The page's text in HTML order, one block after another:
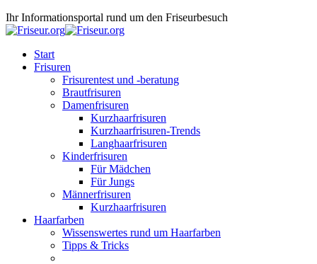
Ihr Informationsportal rund um den Friseurbesuch
Start
Frisuren
Frisurentest und -beratung
Brautfrisuren
Damenfrisuren
Kurzhaarfrisuren
Kurzhaarfrisuren-Trends
Langhaarfrisuren
Kinderfrisuren
Für Mädchen
Für Jungs
Männerfrisuren
Kurzhaarfrisuren
Haarfarben
Wissenswertes rund um Haarfarben
Tipps & Tricks